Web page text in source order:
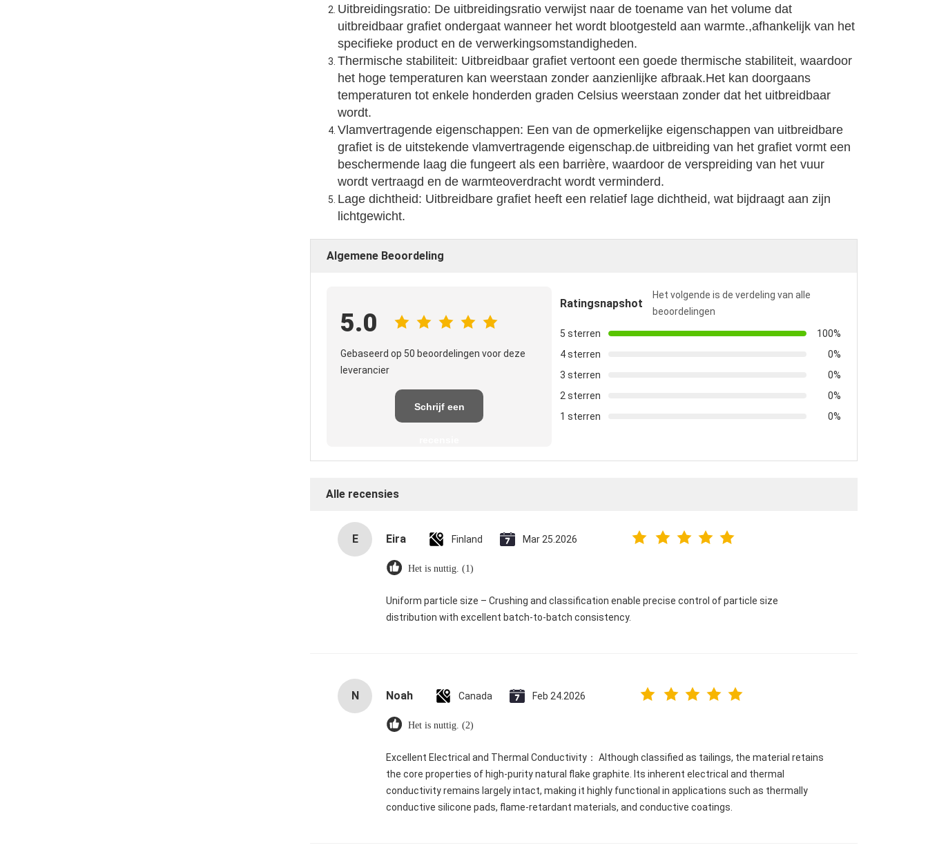
Uitbreidingsratio: De uitbreidingsratio verwijst naar de toename van het volume dat
uitbreidbaar grafiet ondergaat wanneer het wordt blootgesteld aan warmte.,afhankelijk van het
specifieke product en de verwerkingsomstandigheden.
Thermische stabiliteit: Uitbreidbaar grafiet vertoont een goede thermische stabiliteit, waardoor
het hoge temperaturen kan weerstaan zonder aanzienlijke afbraak.Het kan doorgaans
temperaturen tot enkele honderden graden Celsius weerstaan zonder dat het uitbreidbaar
wordt.
Vlamvertragende eigenschappen: Een van de opmerkelijke eigenschappen van uitbreidbare
grafiet is de uitstekende vlamvertragende eigenschap.de uitbreiding van het grafiet vormt een
beschermende laag die fungeert als een barrière, waardoor de verspreiding van het vuur
wordt vertraagd en de warmteoverdracht wordt verminderd.
Lage dichtheid: Uitbreidbare grafiet heeft een relatief lage dichtheid, wat bijdraagt aan zijn
lichtgewicht.
Algemene Beoordeling
5.0
Gebaseerd op 50 beoordelingen voor deze
leverancier
Schrijf een
Ratingsnapshot
Het volgende is de verdeling van alle
beoordelingen
5 sterren
100%
4 sterren
0%
3 sterren
0%
2 sterren
0%
1 sterren
0%
Alle recensies
E Eira Finland Mar 25.2026
Het is nuttig. (1)
Uniform particle size – Crushing and classification enable precise control of particle size
distribution with excellent batch‑to‑batch consistency.
N Noah Canada Feb 24.2026
Het is nuttig. (2)
Excellent Electrical and Thermal Conductivity： Although classified as tailings, the material retains
the core properties of high-purity natural flake graphite. Its inherent electrical and thermal
conductivity remains largely intact, making it highly functional in applications such as thermally
conductive silicone pads, flame-retardant materials, and conductive coatings.